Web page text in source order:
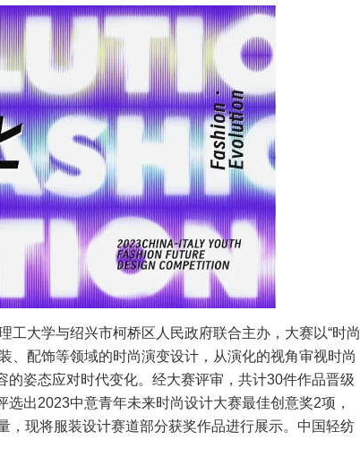
大学与绍兴市柯桥区人民政府联合主办，大赛以“时尚
、配饰等领域的时尚演变设计，从演化的视角审视时尚
姿态应对时代变化。经大赛评审，共计30件作品晋级
出2023中意青年未来时尚设计大赛最佳创意奖2项，
现将服装设计赛道部分获奖作品进行展示。中国轻纺